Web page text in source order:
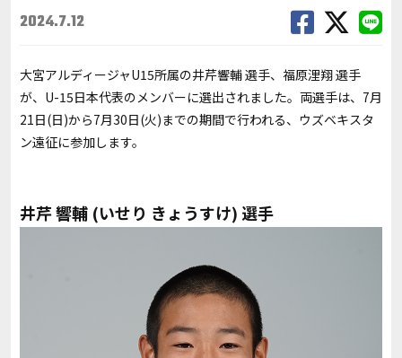
2024.7.12
大宮アルディージャU15所属の井芹響輔 選手、福原浬翔 選手
が、U-15日本代表のメンバーに選出されました。両選手は、7月
21日(日)から7月30日(火)までの期間で行われる、ウズベキスタ
ン遠征に参加します。
井芹 響輔 (いせり きょうすけ) 選手